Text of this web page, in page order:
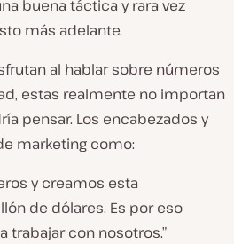
buena táctica y rara vez
más adelante.
al hablar sobre números
estas realmente no importan
pensar. Los encabezados y
marketing como:
y creamos esta
de dólares. Es por eso
trabajar con nosotros.”